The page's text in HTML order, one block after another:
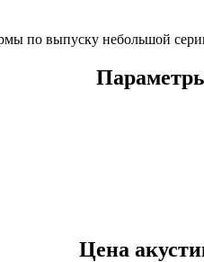
по выпуску небольшой
Цена